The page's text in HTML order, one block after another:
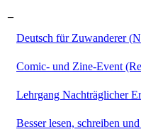
–
Deutsch für Zuwanderer
Comic- und Zine-Event
Lehrgang Nachträglicher
Besser lesen, schreiben